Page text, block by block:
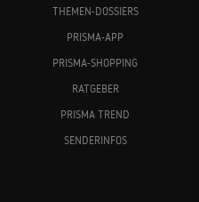
THEMEN-DOSSIERS
PRISMA-APP
PRISMA-SHOPPING
RATGEBER
PRISMA TREND
SENDERINFOS